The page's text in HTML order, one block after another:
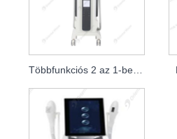
Többfunkciós 2 az 1-ben szépséggép